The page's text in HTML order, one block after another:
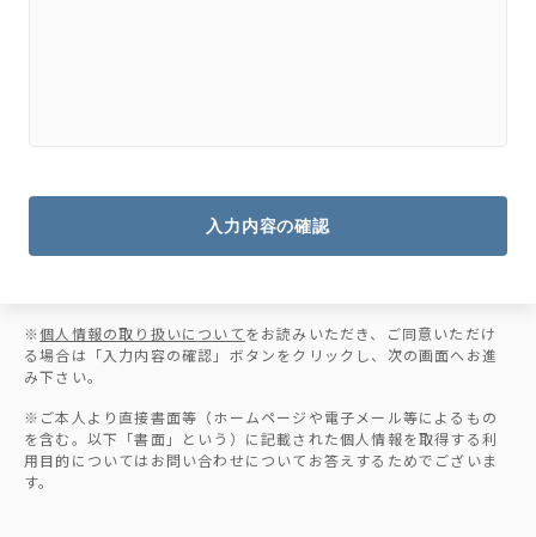
入力内容の確認
※個人情報の取り扱いについてをお読みいただき、ご同意いただけ
る場合は「入力内容の確認」ボタンをクリックし、次の画面へお進
み下さい。
※ご本人より直接書面等（ホームページや電子メール等によるもの
を含む。以下「書面」という）に記載された個人情報を取得する利
用目的についてはお問い合わせについてお答えするためでございま
す。